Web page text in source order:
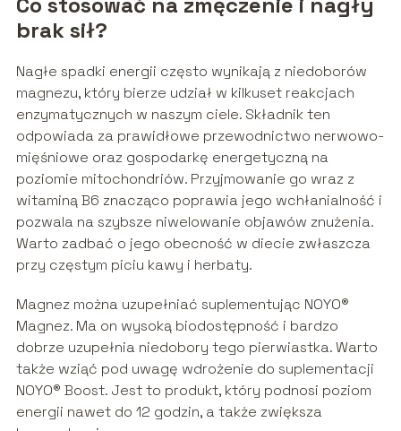
brak sił?
Nagłe spadki energii często wynikają z niedoborów
magnezu, który bierze udział w kilkuset reakcjach
enzymatycznych w naszym ciele. Składnik ten
odpowiada za prawidłowe przewodnictwo nerwowo-
mięśniowe oraz gospodarkę energetyczną na
poziomie mitochondriów. Przyjmowanie go wraz z
witaminą B6 znacząco poprawia jego wchłanialność i
pozwala na szybsze niwelowanie objawów znużenia.
Warto zadbać o jego obecność w diecie zwłaszcza
przy częstym piciu kawy i herbaty.
Magnez można uzupełniać suplementując NOYO®
Magnez. Ma on wysoką biodostępność i bardzo
dobrze uzupełnia niedobory tego pierwiastka. Warto
także wziąć pod uwagę wdrożenie do suplementacji
NOYO® Boost. Jest to produkt, który podnosi poziom
energii nawet do 12 godzin, a także zwiększa